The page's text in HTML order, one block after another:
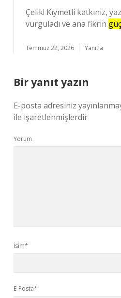
Çelik! Kıymetli katkınız,
vurguladı ve ana fikrin
Temmuz 22, 2026 Yanıtla
Bir yanıt yazın
E-posta adresiniz
ile işaretlenmişlerdir
Yorum
İsim*
E-Posta*